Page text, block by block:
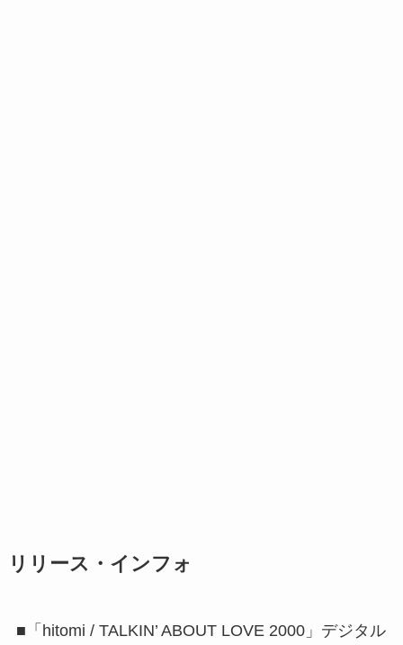
リリース・インフォ
■「hitomi / TALKIN’ ABOUT LOVE 2000」デジタル